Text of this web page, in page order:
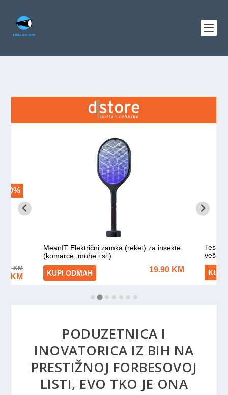
PODUZETNICA I
INOVATORICA IZ BIH NA
PRESTIŽNOJ FORBESOVOJ
LISTI, EVO TKO JE ONA